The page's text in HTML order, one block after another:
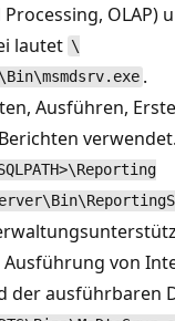
OLAP)
lautet \
.
Ausführen,
von
der ausführbaren